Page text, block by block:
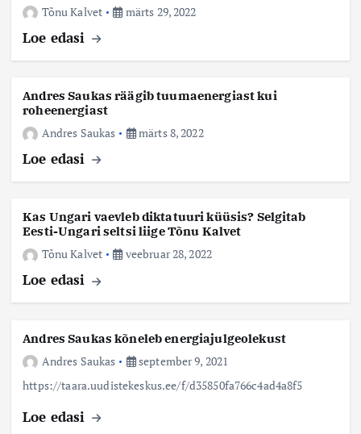
Tõnu Kalvet märts 29, 2022
Loe edasi
Andres Saukas räägib tuumaenergiast kui
roheenergiast
Andres Saukas
märts 8, 2022
Loe edasi
Kas Ungari vaevleb diktatuuri küüsis? Selgitab
Eesti-Ungari seltsi liige Tõnu Kalvet
Tõnu Kalvet
veebruar 28, 2022
Loe edasi
Andres Saukas kõneleb energiajulgeolekust
Andres Saukas
september 9, 2021
https://taara.uudistekeskus.ee/f/d35850fa766c4ad4a8f5
Loe edasi